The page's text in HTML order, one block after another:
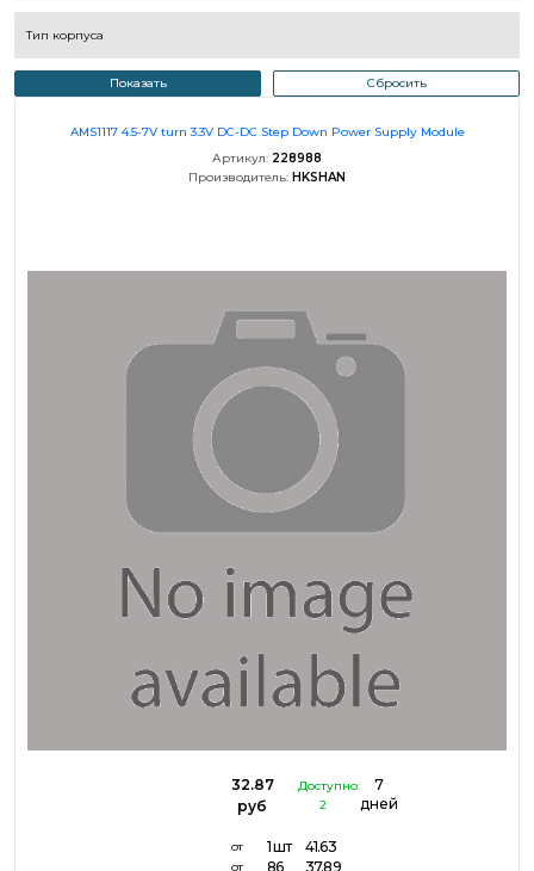
Тип корпуса
Показать Сбросить
AMS1117 4.5-7V turn 3.3V DC-DC Step Down Power Supply Module
Артикул: 228988
Производитель: HKSHAN
32.87
руб
Доступно:
2
7
дней
от
от
1 шт
86
41.63
37.89